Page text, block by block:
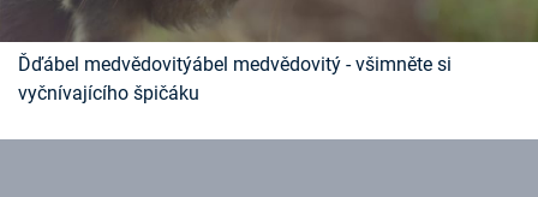
Ďďábel medvědovitýábel medvědovitý - všimněte si
vyčnívajícího špičáku